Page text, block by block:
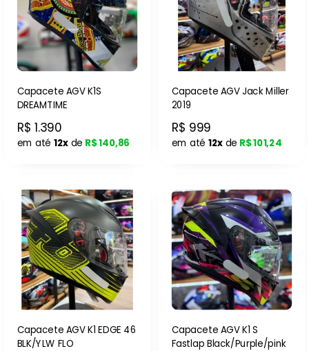
Capacete AGV K1S
DREAMTIME
R$ 1.390
em até 12xde R$ 140,86
Capacete AGV Jack Miller
2019
R$ 999
em até 12xde R$ 101,24
Capacete AGV K1 EDGE 46
BLK/YLW FLO
Capacete AGV K1 S
Fastlap Black/Purple/pink